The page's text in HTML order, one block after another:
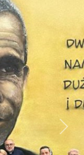
Next